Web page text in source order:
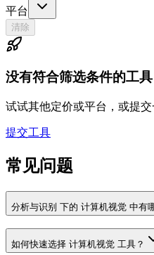
平台
清除
没有符合筛选条件的工具
试试其他定价或平台，或提交
提交工具
常见问题
分析与识别 下的 计算机视觉 中有
如何快速选择 计算机视觉 工具？